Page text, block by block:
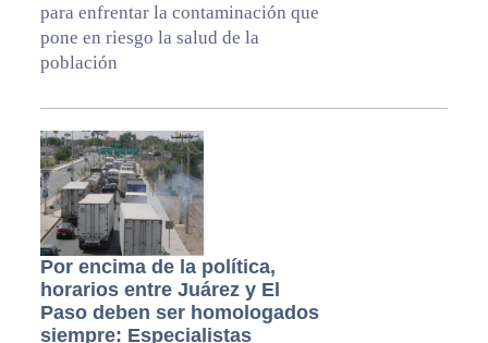
para enfrentar la contaminación que
pone en riesgo la salud de la
población
Por encima de la política,
horarios entre Juárez y El
Paso deben ser homologados
siempre: Especialistas